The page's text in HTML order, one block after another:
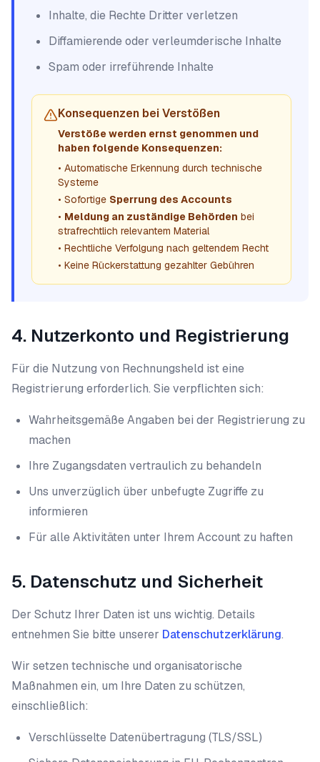
Inhalte, die Rechte Dritter verletzen
Diffamierende oder verleumderische Inhalte
Spam oder irreführende Inhalte
Konsequenzen bei Verstößen
Verstöße werden ernst genommen und
haben folgende Konsequenzen:
• Automatische Erkennung durch technische
Systeme
• Sofortige Sperrung des Accounts
• Meldung an zuständige Behörden bei
strafrechtlich relevantem Material
• Rechtliche Verfolgung nach geltendem Recht
• Keine Rückerstattung gezahlter Gebühren
4. Nutzerkonto und Registrierung
Für die Nutzung von Rechnungsheld ist eine
Registrierung erforderlich. Sie verpflichten sich:
Wahrheitsgemäße Angaben bei der Registrierung zu
machen
Ihre Zugangsdaten vertraulich zu behandeln
Uns unverzüglich über unbefugte Zugriffe zu
informieren
Für alle Aktivitäten unter Ihrem Account zu haften
5. Datenschutz und Sicherheit
Der Schutz Ihrer Daten ist uns wichtig. Details
entnehmen Sie bitte unserer Datenschutzerklärung.
Wir setzen technische und organisatorische
Maßnahmen ein, um Ihre Daten zu schützen,
einschließlich:
Verschlüsselte Datenübertragung (TLS/SSL)